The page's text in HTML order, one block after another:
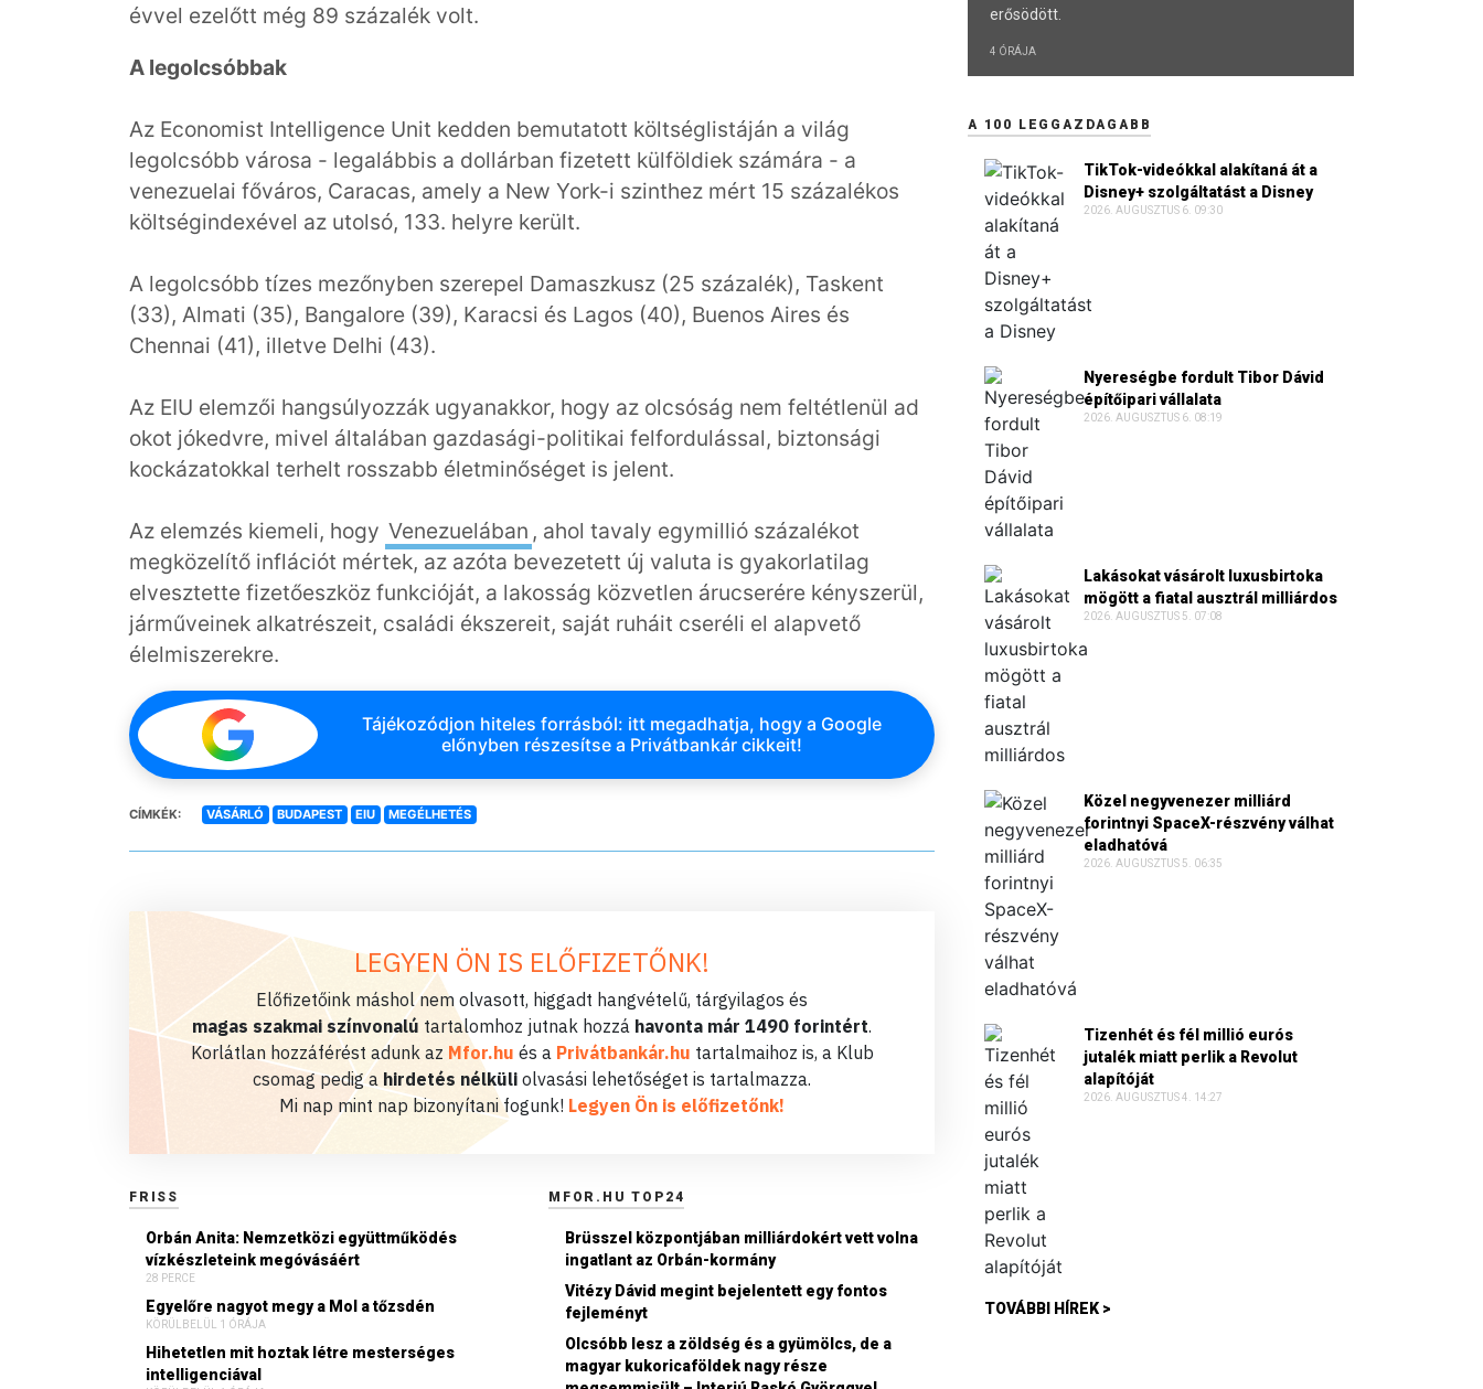
évvel ezelőtt még 89 százalék volt.
A legolcsóbbak
Az Economist Intelligence Unit kedden bemutatott költséglistáján a világ
legolcsóbb városa - legalábbis a dollárban fizetett külföldiek számára - a
venezuelai főváros, Caracas, amely a New York-i szinthez mért 15 százalékos
költségindexével az utolsó, 133. helyre került.
A legolcsóbb tízes mezőnyben szerepel Damaszkusz (25 százalék), Taskent
(33), Almati (35), Bangalore (39), Karacsi és Lagos (40), Buenos Aires és
Chennai (41), illetve Delhi (43).
Az EIU elemzői hangsúlyozzák ugyanakkor, hogy az olcsóság nem feltétlenül ad
okot jókedvre, mivel általában gazdasági-politikai felfordulással, biztonsági
kockázatokkal terhelt rosszabb életminőséget is jelent.
Az elemzés kiemeli, hogy Venezuelában , ahol tavaly egymillió százalékot
megközelítő inflációt mértek, az azóta bevezetett új valuta is gyakorlatilag
elvesztette fizetőeszköz funkcióját, a lakosság közvetlen árucserére kényszerül,
járműveinek alkatrészeit, családi ékszereit, saját ruháit cseréli el alapvető
élelmiszerekre.
Tájékozódjon hiteles forrásból: itt megadhatja, hogy a Google
előnyben részesítse a Privátbankár cikkeit!
CÍMKÉK: VÁSÁRLÓ BUDAPEST EIU MEGÉLHETÉS
LEGYEN ÖN IS ELŐFIZETŐNK!
Előfizetőink máshol nem olvasott, higgadt hangvételű, tárgyilagos és
magas szakmai színvonalú tartalomhoz jutnak hozzá havonta már 1490 forintért.
Korlátlan hozzáférést adunk az Mfor.hu és a Privátbankár.hu tartalmaihoz is, a Klub
csomag pedig a hirdetés nélküli olvasási lehetőséget is tartalmazza.
Mi nap mint nap bizonyítani fogunk! Legyen Ön is előfizetőnk!
FRISS
Orbán Anita: Nemzetközi együttműködés
vízkészleteink megóvásáért
28 PERCE
Egyelőre nagyot megy a Mol a tőzsdén
KÖRÜLBELÜL 1 ÓRÁJA
Hihetetlen mit hoztak létre mesterséges
intelligenciával
MFOR.HU TOP24
Brüsszel központjában milliárdokért vett volna
ingatlant az Orbán-kormány
Vitézy Dávid megint bejelentett egy fontos
fejleményt
Olcsóbb lesz a zöldség és a gyümölcs, de a
magyar kukoricaföldek nagy része
erősödött.
4 ÓRÁJA
A 100 LEGGAZDAGABB
TikTok-videókkal alakítaná át a
Disney+ szolgáltatást a Disney
2026. AUGUSZTUS 6. 09:30
Nyereségbe fordult Tibor Dávid
építőipari vállalata
2026. AUGUSZTUS 6. 08:19
Lakásokat vásárolt luxusbirtoka
mögött a fiatal ausztrál milliárdos
2026. AUGUSZTUS 5. 07:08
Közel negyvenezer milliárd
forintnyi SpaceX-részvény válhat
eladhatóvá
2026. AUGUSZTUS 5. 06:35
Tizenhét és fél millió eurós
jutalék miatt perlik a Revolut
alapítóját
2026. AUGUSZTUS 4. 14:27
TOVÁBBI HÍREK >